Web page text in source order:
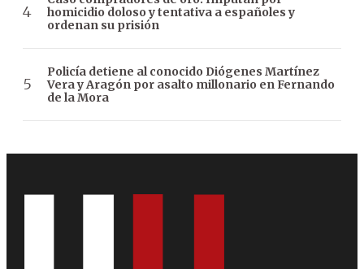
homicidio doloso y tentativa a españoles y
ordenan su prisión
Policía detiene al conocido Diógenes Martínez
Vera y Aragón por asalto millonario en Fernando
de la Mora